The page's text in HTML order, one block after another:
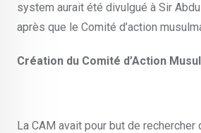
system aurait été divulgué à Sir
après que le Comité d’action
Création du Comité d’Action
La CAM avait pour but de